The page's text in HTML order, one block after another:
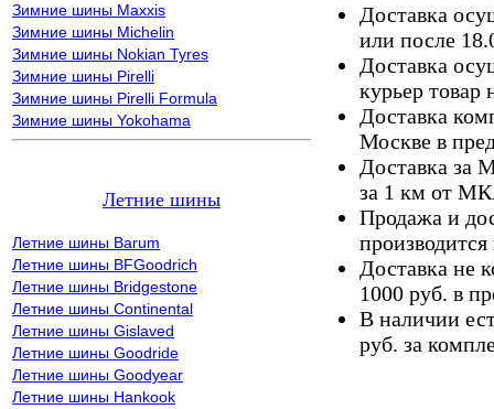
Зимние шины Maxxis
Зимние шины Michelin
Зимние шины Nokian Tyres
Зимние шины Pirelli
Зимние шины Pirelli Formula
Зимние шины Yokohama
Летние шины
Летние шины Barum
Летние шины BFGoodrich
Летние шины Bridgestone
Летние шины Continental
Летние шины Gislaved
Летние шины Goodride
Летние шины Goodyear
Летние шины Hankook
Доставка
или после
Доставка
курьер товар
Доставка
Москве в
Доставка за
за 1 км от
Продажа и
Доставка не
1000 руб. в
В наличии
руб. за